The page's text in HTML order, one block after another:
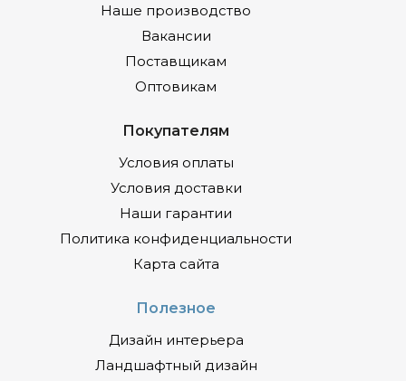
Наше производство
Вакансии
Поставщикам
Оптовикам
Покупателям
Условия оплаты
Условия доставки
Наши гарантии
Политика конфиденциальности
Карта сайта
Полезное
Дизайн интерьера
Ландшафтный дизайн